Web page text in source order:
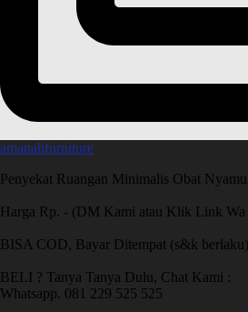
amanahfurniture
Penyekat Ruangan Minimalis Obat
Harga Rp. - (DM Kami atau Klik Link
BISA COD, Bayar Ditempat (s&k berlaku)
BELI ? Tanya Tanya Dulu, Chat Kami :
Whatsapp. 081 229 525 525